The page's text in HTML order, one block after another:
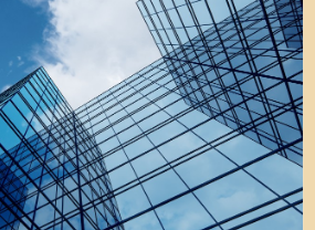
BOX недавно подписала
комплекта промышленного здания
в Тульской области
строительство